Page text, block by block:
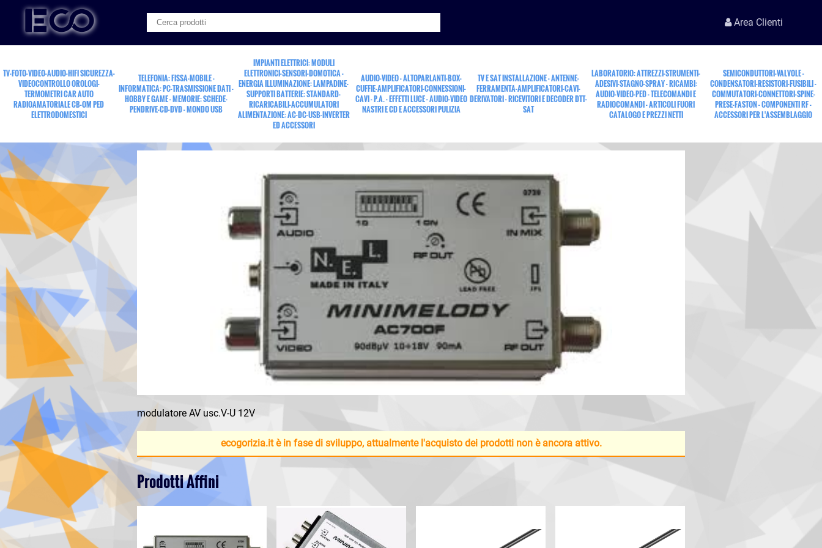
Area Clienti
TV-FOTO-VIDEO-AUDIO-HIFI SICUREZZA-
VIDEOCONTROLLO OROLOGI-
TERMOMETRI CAR AUTO
RADIOAMATORIALE CB-OM PED
ELETTRODOMESTICI
TELEFONIA: FISSA-MOBILE -
INFORMATICA: PC-TRASMISSIONE DATI -
HOBBY E GAME - MEMORIE: SCHEDE-
PENDRIVE-CD-DVD - MONDO USB
IMPIANTI ELETTRICI: MODULI
ELETTRONICI-SENSORI-DOMOTICA -
ENERGIA ILLUMINAZIONE: LAMPADINE-
SUPPORTI BATTERIE: STANDARD-
RICARICABILI-ACCUMULATORI
ALIMENTAZIONE: AC-DC-USB-INVERTER
ED ACCESSORI
AUDIO-VIDEO - ALTOPARLANTI-BOX-
CUFFIE-AMPLIFICATORI-CONNESSIONI-
CAVI - P.A. - EFFETTI LUCE - AUDIO-VIDEO
NASTRI E CD E ACCESSORI PULIZIA
TV E SAT INSTALLAZIONE - ANTENNE-
FERRAMENTA-AMPLIFICATORI-CAVI-
DERIVATORI - RICEVITORI E DECODER DTT-
SAT
LABORATORIO: ATTREZZI-STRUMENTI-
ADESIVI-STAGNO-SPRAY - RICAMBI:
AUDIO-VIDEO-PED - TELECOMANDI E
RADIOCOMANDI - ARTICOLI FUORI
CATALOGO E PREZZI NETTI
SEMICONDUTTORI-VALVOLE -
CONDENSATORI-RESISTORI-FUSIBILI -
COMMUTATORI-CONNETTORI-SPINE-
PRESE-FASTON - COMPONENTI RF -
ACCESSORI PER L'ASSEMBLAGGIO
modulatore AV usc.V-U 12V
modulatore AV usc.V-U 12V
ecogorizia.it è in fase di sviluppo, attualmente l'acquisto dei prodotti non è ancora attivo.
Prodotti Affini